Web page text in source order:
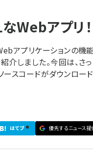
Webアプリ！
アプリケーションの機
介しました。今回は、さ
ースコードがダウンロー
はてブ 優先するニュース